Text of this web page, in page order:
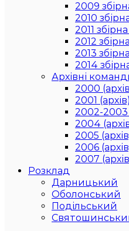
2009
2010
2011
2012
2013
2014
Архівні
2000
2001 (архів)
2002-2003
2004
2005
2006
2007
Розклад
Дарницький
Оболонський
Подільський